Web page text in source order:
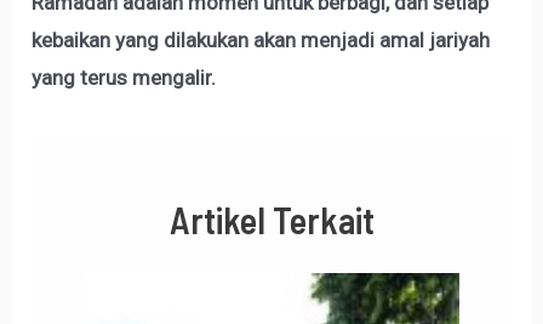
kebaikan yang dilakukan akan menjadi amal jariyah
yang terus mengalir.
Artikel Terkait